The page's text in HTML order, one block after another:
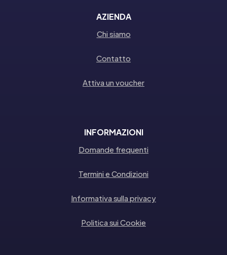
AZIENDA
Chi siamo
Contatto
Attiva un voucher
INFORMAZIONI
Domande frequenti
Termini e Condizioni
Informativa sulla privacy
Politica sui Cookie